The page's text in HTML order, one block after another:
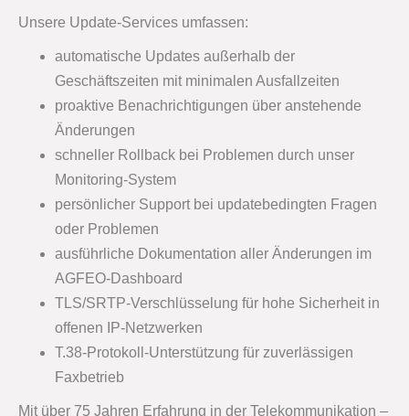
Unsere Update-Services umfassen:
automatische Updates außerhalb der
Geschäftszeiten mit minimalen Ausfallzeiten
proaktive Benachrichtigungen über anstehende
Änderungen
schneller Rollback bei Problemen durch unser
Monitoring-System
persönlicher Support bei updatebedingten Fragen
oder Problemen
ausführliche Dokumentation aller Änderungen im
AGFEO-Dashboard
TLS/SRTP-Verschlüsselung für hohe Sicherheit in
offenen IP-Netzwerken
T.38-Protokoll-Unterstützung für zuverlässigen
Faxbetrieb
Mit über 75 Jahren Erfahrung in der Telekommunikation –